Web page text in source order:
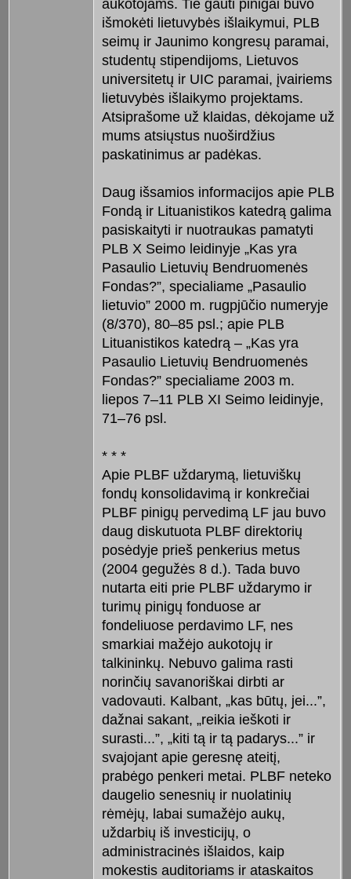
aukotojams. Tie gauti pinigai buvo
išmokėti lietuvybės išlaikymui, PLB
seimų ir Jaunimo kongresų paramai,
studentų stipendijoms, Lietuvos
universitetų ir UIC paramai, įvairiems
lietuvybės išlaikymo projektams.
Atsiprašome už klaidas, dėkojame už
mums atsiųstus nuoširdžius
paskatinimus ar padėkas.
Daug išsamios informacijos apie PLB
Fondą ir Lituanistikos katedrą galima
pasiskaityti ir nuotraukas pamatyti
PLB X Seimo leidinyje „Kas yra
Pasaulio Lietuvių Bendruomenės
Fondas?”, specialiame „Pasaulio
lietuvio” 2000 m. rugpjūčio numeryje
(8/370), 80–85 psl.; apie PLB
Lituanistikos katedrą – „Kas yra
Pasaulio Lietuvių Bendruomenės
Fondas?” specialiame 2003 m.
liepos 7–11 PLB XI Seimo leidinyje,
71–76 psl.
* * *
Apie PLBF uždarymą, lietuviškų
fondų konsolidavimą ir konkrečiai
PLBF pinigų pervedimą LF jau buvo
daug diskutuota PLBF direktorių
posėdyje prieš penkerius metus
(2004 gegužės 8 d.). Tada buvo
nutarta eiti prie PLBF uždarymo ir
turimų pinigų fonduose ar
fondeliuose perdavimo LF, nes
smarkiai mažėjo aukotojų ir
talkininkų. Nebuvo galima rasti
norinčių savanoriškai dirbti ar
vadovauti. Kalbant, „kas būtų, jei...”,
dažnai sakant, „reikia ieškoti ir
surasti...”, „kiti tą ir tą padarys...” ir
svajojant apie geresnę ateitį,
prabėgo penkeri metai. PLBF neteko
daugelio senesnių ir nuolatinių
rėmėjų, labai sumažėjo aukų,
uždarbių iš investicijų, o
administracinės išlaidos, kaip
mokestis auditoriams ir ataskaitos